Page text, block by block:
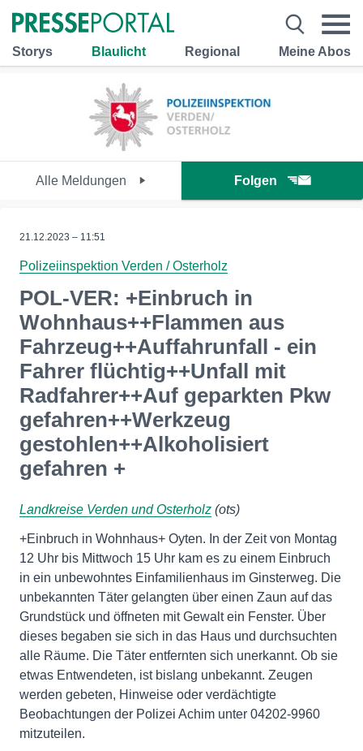
Storys Blaulicht Regional Meine Abos
Alle Meldungen Folgen
21.12.2023 – 11:51
Polizeiinspektion Verden / Osterholz
POL-VER: +Einbruch in
Wohnhaus++Flammen aus
Fahrzeug++Auffahrunfall - ein
Fahrer flüchtig++Unfall mit
Radfahrer++Auf geparkten Pkw
gefahren++Werkzeug
gestohlen++Alkoholisiert
gefahren +
Landkreise Verden und Osterholz (ots)
+Einbruch in Wohnhaus+ Oyten. In der Zeit von Montag
12 Uhr bis Mittwoch 15 Uhr kam es zu einem Einbruch
in ein unbewohntes Einfamilienhaus im Ginsterweg. Die
unbekannten Täter gelangten über einen Zaun auf das
Grundstück und öffneten mit Gewalt ein Fenster. Über
dieses begaben sie sich in das Haus und durchsuchten
alle Räume. Die Täter entfernten sich unerkannt. Ob sie
etwas Entwendeten, ist bislang unbekannt. Zeugen
werden gebeten, Hinweise oder verdächtigte
Beobachtungen der Polizei Achim unter 04202-9960
mitzuteilen.